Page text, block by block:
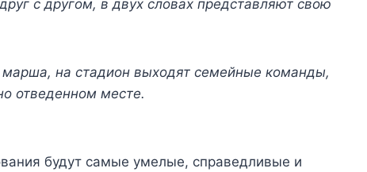
с другом, в двух словах представляют свою
марша, на стадион выходят семейные команды,
отведенном месте.
будут самые умелые, справедливые и